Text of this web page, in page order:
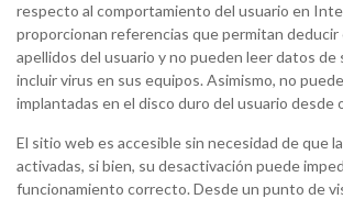
respecto al comportamiento del usuario en
proporcionan referencias que permitan deducir
apellidos del usuario y no pueden leer datos de
incluir virus en sus equipos. Asimismo, no
implantadas en el disco duro del usuario desde
El sitio web es accesible sin necesidad de que
activadas, si bien, su desactivación puede
funcionamiento correcto. Desde un punto de